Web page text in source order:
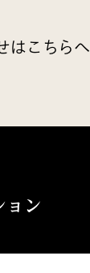
はこちらへ
ョン